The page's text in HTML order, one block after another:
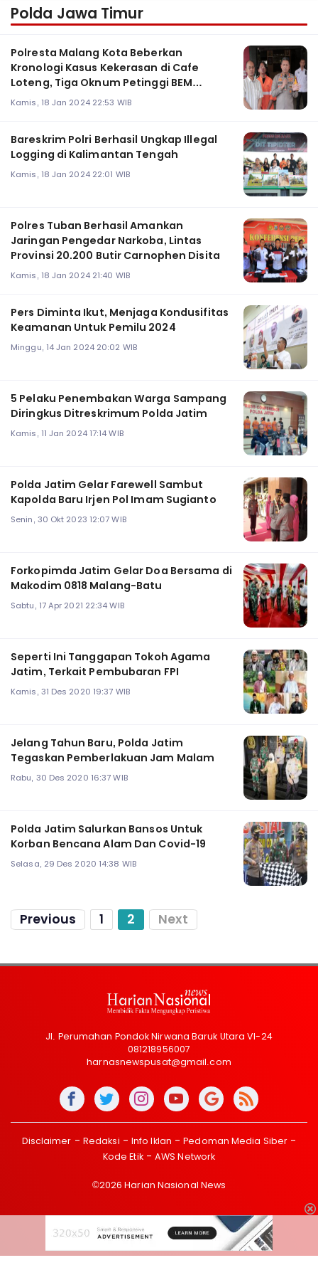
Polda Jawa Timur
Polresta Malang Kota Beberkan
Kronologi Kasus Kekerasan di Cafe
Loteng, Tiga Oknum Petinggi BEM
Diultimatum
Kamis, 18 Jan 2024 22:53 WIB
Bareskrim Polri Berhasil Ungkap Illegal
Logging di Kalimantan Tengah
Kamis, 18 Jan 2024 22:01 WIB
Polres Tuban Berhasil Amankan
Jaringan Pengedar Narkoba, Lintas
Provinsi 20.200 Butir Carnophen Disita
Kamis, 18 Jan 2024 21:40 WIB
Pers Diminta Ikut, Menjaga Kondusifitas
Keamanan Untuk Pemilu 2024
Minggu, 14 Jan 2024 20:02 WIB
5 Pelaku Penembakan Warga Sampang
Diringkus Ditreskrimum Polda Jatim
Kamis, 11 Jan 2024 17:14 WIB
Polda Jatim Gelar Farewell Sambut
Kapolda Baru Irjen Pol Imam Sugianto
Senin, 30 Okt 2023 12:07 WIB
Forkopimda Jatim Gelar Doa Bersama di
Makodim 0818 Malang-Batu
Sabtu, 17 Apr 2021 22:34 WIB
Seperti Ini Tanggapan Tokoh Agama
Jatim, Terkait Pembubaran FPI
Kamis, 31 Des 2020 19:37 WIB
Jelang Tahun Baru, Polda Jatim
Tegaskan Pemberlakuan Jam Malam
Rabu, 30 Des 2020 16:37 WIB
Polda Jatim Salurkan Bansos Untuk
Korban Bencana Alam Dan Covid-19
Selasa, 29 Des 2020 14:38 WIB
Previous 1 2 Next
Jl. Perumahan Pondok Nirwana Baruk Utara VI-24
081218956007
harnasnewspusat@gmail.com
Disclaimer Redaksi Info Iklan
Pedoman Media Siber
Kode Etik
AWS Network
©2026 Harian Nasional News